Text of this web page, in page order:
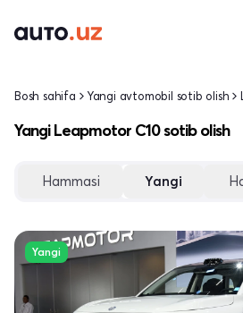
Bosh sahifa Yangi avtomobil sotib olish
Yangi Leapmotor C10 sotib olish
Hammasi Yangi
Yangi